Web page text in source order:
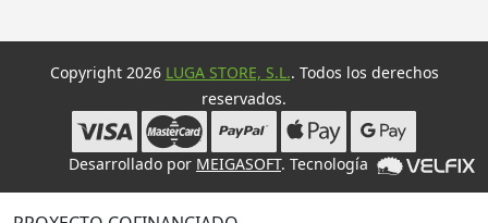
Copyright 2026 LUGA STORE, S.L.. Todos los derechos
reservados.
Desarrollado por MEIGASOFT. Tecnología